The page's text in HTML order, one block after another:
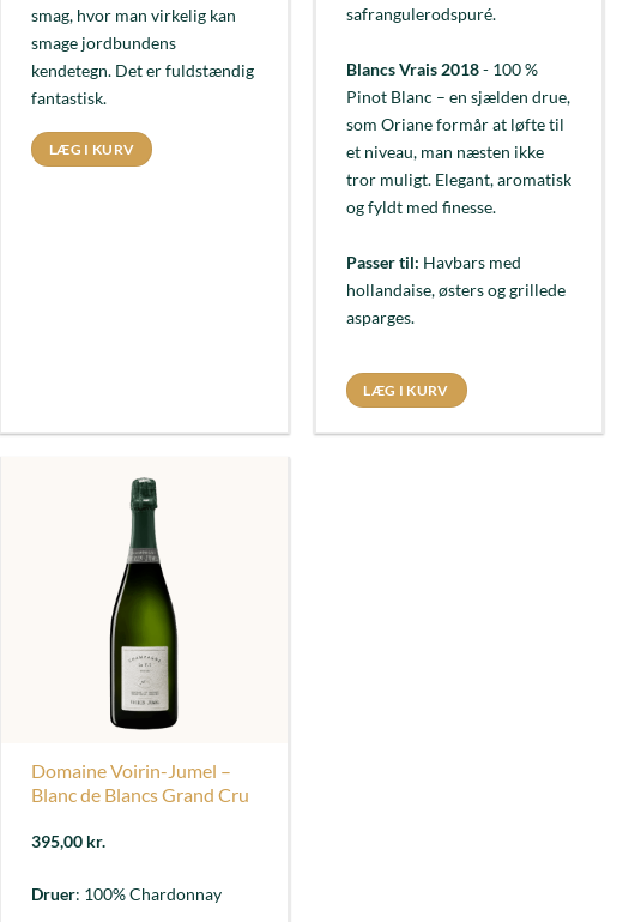
smag, hvor man virkelig kan
smage jordbundens
kendetegn. Det er fuldstændig
fantastisk.
LÆG I KURV
safrangulerodspuré.
Blancs Vrais 2018- 100 %
Pinot Blanc – en sjælden drue,
som Oriane formår at løfte til
et niveau, man næsten ikke
tror muligt. Elegant, aromatisk
og fyldt med finesse.
Passer til: Havbars med
hollandaise, østers og grillede
asparges.
LÆG I KURV
Domaine Voirin-Jumel –
Blanc de Blancs Grand Cru
395,00 kr.
Druer: 100% Chardonnay